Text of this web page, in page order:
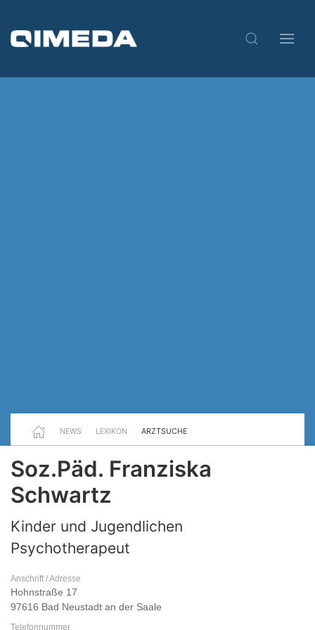
NEWS LEXIKON ARZTSUCHE
Soz.Päd. Franziska
Schwartz
Kinder und Jugendlichen
Psychotherapeut
Anschrift / Adresse
Hohnstraße 17
97616 Bad Neustadt an der Saale
Telefonnummer